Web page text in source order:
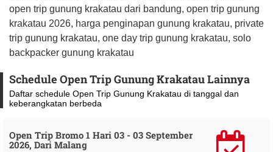
open trip gunung krakatau dari bandung, open trip gunung
krakatau 2026, harga penginapan gunung krakatau, private
trip gunung krakatau, one day trip gunung krakatau, solo
backpacker gunung krakatau
Schedule Open Trip Gunung Krakatau Lainnya
Daftar schedule Open Trip Gunung Krakatau di tanggal dan
keberangkatan berbeda
Open Trip Bromo 1 Hari 03 - 03 September
2026, Dari Malang